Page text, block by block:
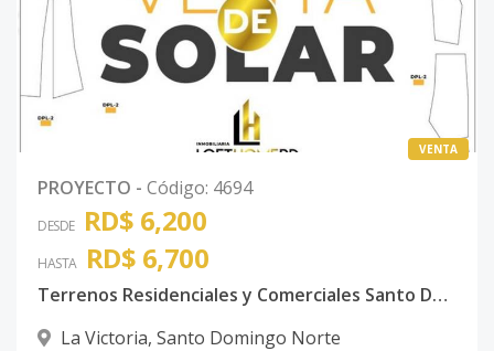
VENTA
PROYECTO - Código: 4694
DESDE RD$ 6,200
HASTA RD$ 6,700
Terrenos Residenciales y Comerciales Santo Domingo Norte
La Victoria, Santo Domingo Norte